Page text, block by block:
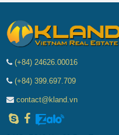
(+84) 24626.00016
(+84) 399.697.709
contact@kland.vn